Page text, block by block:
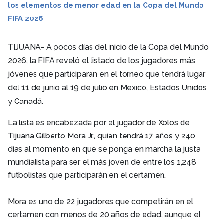
los elementos de menor edad en la Copa del Mundo
FIFA 2026
TIJUANA- A pocos días del inicio de la Copa del Mundo
2026, la FIFA reveló el listado de los jugadores más
jóvenes que participarán en el torneo que tendrá lugar
del 11 de junio al 19 de julio en México, Estados Unidos
y Canadá.
La lista es encabezada por el jugador de Xolos de
Tijuana Gilberto Mora Jr., quien tendrá 17 años y 240
días al momento en que se ponga en marcha la justa
mundialista para ser el más joven de entre los 1,248
futbolistas que participarán en el certamen.
Mora es uno de 22 jugadores que competirán en el
certamen con menos de 20 años de edad, aunque el